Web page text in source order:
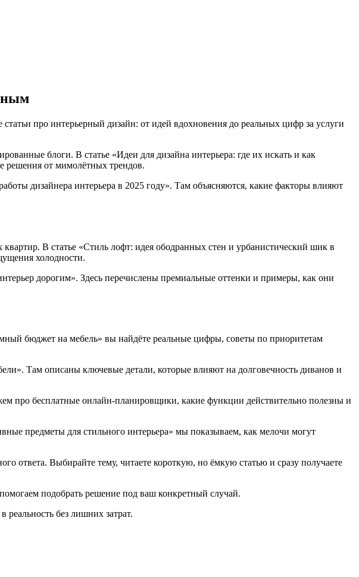
про интерьерный дизайн: от идей вдохновения до реальных цифр за услуги
блоги. В статье «Идеи для дизайна интерьера: где их искать и как
решения от мимолётных трендов.
дизайнера интерьера в 2025 году». Там объясняются, какие факторы влияют
В статье «Стиль лофт: идея ободранных стен и урбанистический шик в
холодности.
дорогим». Здесь перечислены премиальные оттенки и примеры, как они
бюджет на мебель» вы найдёте реальные цифры, советы по приоритетам
Там описаны ключевые детали, которые влияют на долговечность диванов и
про бесплатные онлайн‑планировщики, какие функции действительно полезны и
предметы для стильного интерьера» мы показываем, как мелочи могут
ответа. Выбирайте тему, читаете короткую, но ёмкую статью и сразу получаете
подобрать решение под ваш конкретный случай.
без лишних затрат.